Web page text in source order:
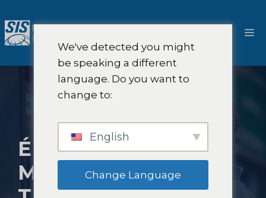
au
contenu
ÉTUDE DE
MARCHÉ SUR LA
We've detected you might
be speaking a different
language. Do you want to
change to:
English
Change Language